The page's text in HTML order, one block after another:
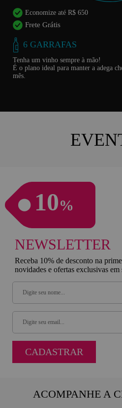
Economize até R$ 650
Frete Grátis
6 GARRAFAS
Tenha um vinho sempre à mão!
É o plano ideal para manter a adega
mês.
10%
NEWSLETTER
Receba 10% de desconto na
novidades e ofertas exclusivas em
CADASTRAR
ACOMPANHE A